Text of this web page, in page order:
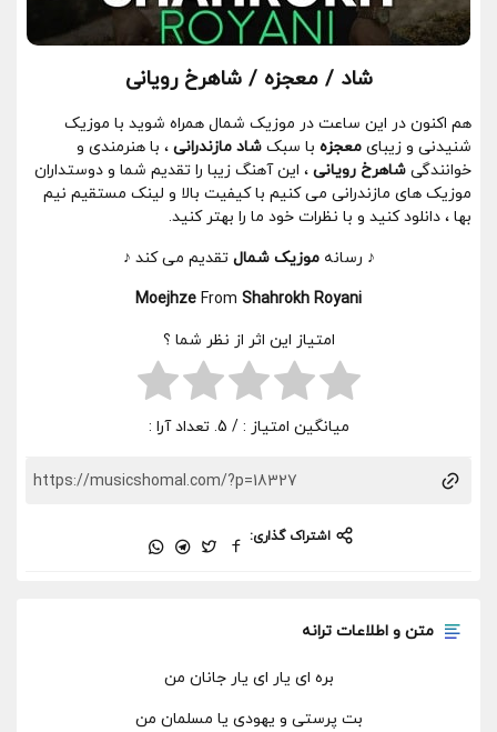
شاد / معجزه / شاهرخ رویانی
هم اکنون در این ساعت در موزیک شمال همراه شوید با موزیک
شنیدنی و زیبای معجزه با سبک شاد مازندرانی ، با هنرمندی و
خوانندگی شاهرخ رویانی ، این آهنگ زیبا را تقدیم شما و دوستداران
موزیک های مازندرانی می کنیم با کیفیت بالا و لینک مستقیم نیم
بها ، دانلود کنید و با نظرات خود ما را بهتر کنید.
♪ رسانهموزیک شمال تقدیم می کند ♪
Moejhze From Shahrokh Royani
امتیاز این اثر از نظر شما ؟
میانگین امتیاز : / 5. تعداد آرا :
اشتراک گذاری:
متن و اطلاعات ترانه
بره ای یار ای یار جانان من
بت پرستی و یهودی یا مسلمان من